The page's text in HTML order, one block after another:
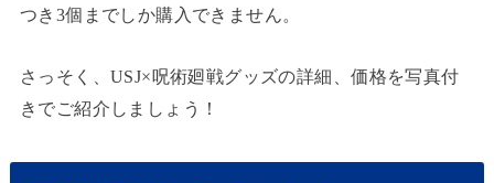
つき3個までしか購入できません。
さっそく、USJ×呪術廻戦グッズの詳細、価格を写真付
きでご紹介しましょう！